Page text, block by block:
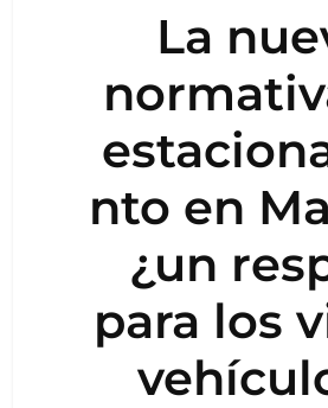
La
nto en
¿un
para los